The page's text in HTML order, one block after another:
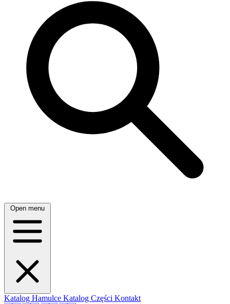
Open menu
Katalog Hamulce Katalog Części Kontakt